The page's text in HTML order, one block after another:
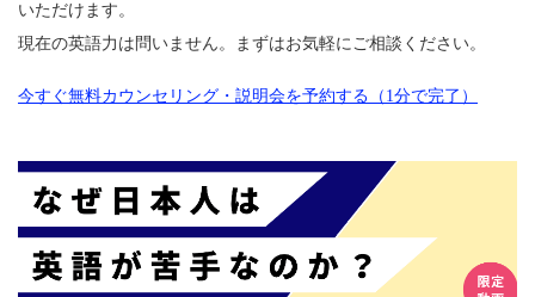
いただけます。
現在の英語力は問いません。まずはお気軽にご相談ください。
今すぐ無料カウンセリング・説明会を予約する（1分で完了）